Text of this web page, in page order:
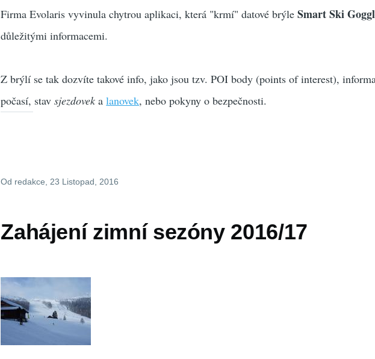
Firma Evolaris vyvinula chytrou aplikaci, která "krmí" datové brýleSmart Ski
důležitými informacemi.
Z brýlí se tak dozvíte takové info, jako jsou tzv. POI body (points of interest),
počasí, stavsjezdovek alanovek, nebo pokyny o bezpečnosti.
Od redakce , 23 Listopad, 2016
Zahájení zimní sezóny 2016/17